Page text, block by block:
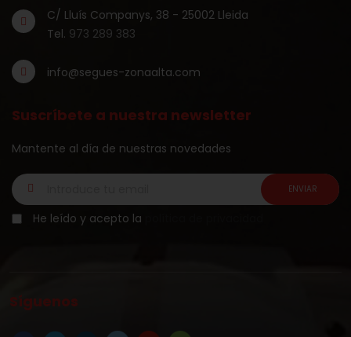
C/ Lluís Companys, 38 - 25002 Lleida
Tel. 973 289 383
info@segues-zonaalta.com
Suscríbete a nuestra newsletter
Mantente al día de nuestras novedades
He leído y acepto la
Síguenos